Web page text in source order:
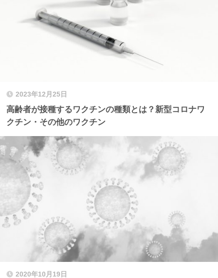
2023年12月25日
高齢者が接種するワクチンの種類とは？新型コロナワ
クチン・その他のワクチン
2020年10月19日